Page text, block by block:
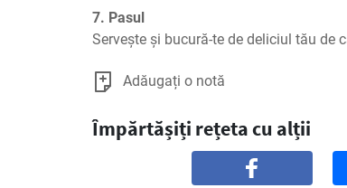
7. Pasul
Servește și bucură-te de deliciul tău de
Adăugați o notă
Împărtășiți rețeta cu alții